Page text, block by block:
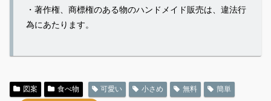
・著作権、商標権のある物のハンドメイド販売は、違法行
為にあたります。
図案 食べ物 可愛い 小さめ 無料 簡単